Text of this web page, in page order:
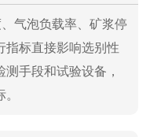
气泡负载率、矿浆停
指标直接影响选别性
手段和试验设备，